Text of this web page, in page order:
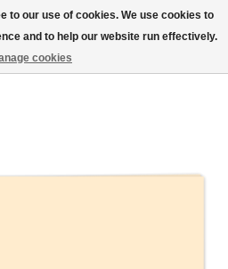
slideshow Items
to our use of cookies. We use cookies to
and to help our website run effectively.
cookies